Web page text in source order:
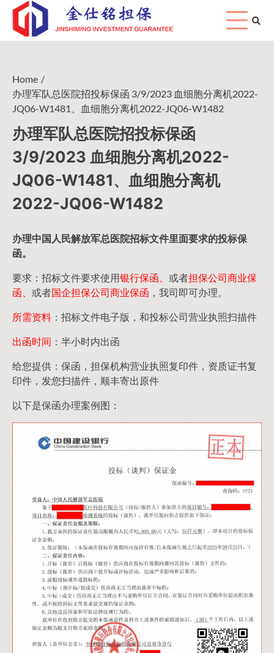
Skip
content
Home
办理军队总医院招投标保函 3/9/2023 血细胞分离机2022-
JQ06-W1481、血细胞分离机2022-JQ06-W1482
办理军队总医院招投标保函
3/9/2023 血细胞分离机2022-
JQ06-W1481、血细胞分离机
2022-JQ06-W1482
办理中国人民解放军总医院招标文件里面要求的投标保
函。
要求：招标文件要求使用银行保函、 或者担保公司商业保
函 、或者国企担保公司商业保函 ，我司即可办理。
所需资料 ：招标文件电子版，和投标公司营业执照扫描件
出函时间 ：半小时内出函
给您提供：保函，担保机构营业执照复印件，资质证书复
印件，发您扫描件，顺丰寄出原件
以下是保函办理案例图：